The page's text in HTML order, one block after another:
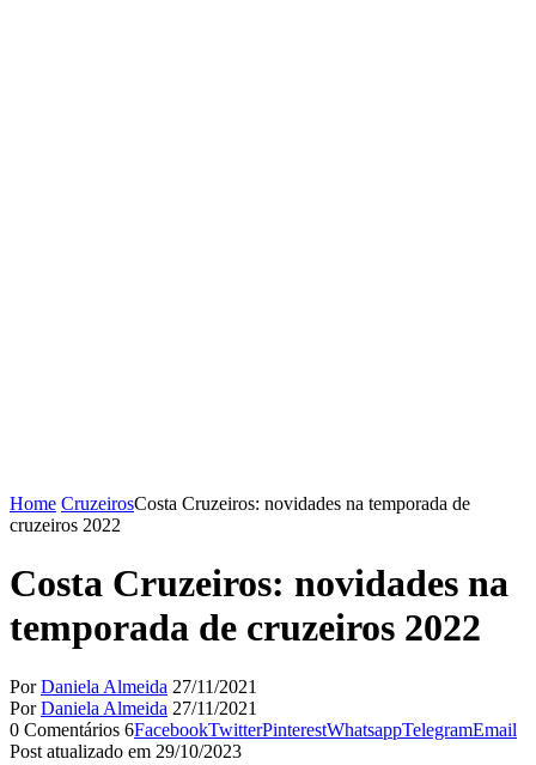
Home CruzeirosCosta Cruzeiros: novidades na temporada de
cruzeiros 2022
Costa Cruzeiros: novidades na
temporada de cruzeiros 2022
PorDaniela Almeida 27/11/2021
PorDaniela Almeida 27/11/2021
0 Comentários 6FacebookTwitterPinterestWhatsappTelegramEmail
Post atualizado em 29/10/2023